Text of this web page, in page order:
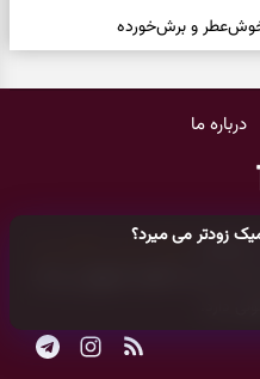
زودتر می میرد؟
و برش‌خورده
کوتاه برای رسیدن به خانه‌ای
فال فرشتگان امروز پنجشنبه ۱۵ مرداد ۱۴۰۵ | پیام‌هایی برای حفظ تمرکز،
درباره ما
متعلق بهپایگاه خبری سرگرمی روز
سایت‌ها